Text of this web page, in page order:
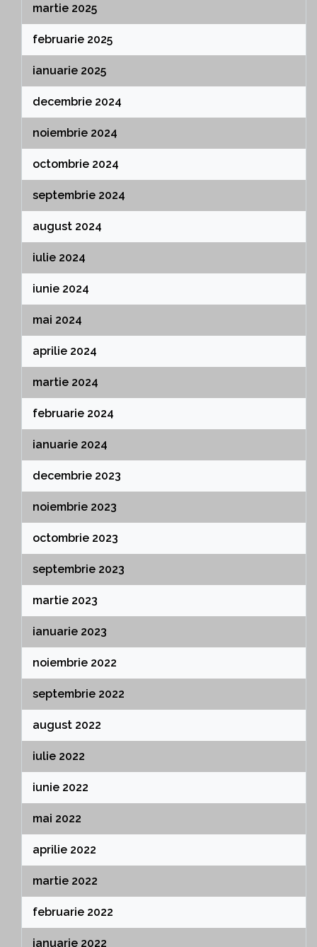
martie 2025
februarie 2025
ianuarie 2025
decembrie 2024
noiembrie 2024
octombrie 2024
septembrie 2024
august 2024
iulie 2024
iunie 2024
mai 2024
aprilie 2024
martie 2024
februarie 2024
ianuarie 2024
decembrie 2023
noiembrie 2023
octombrie 2023
septembrie 2023
martie 2023
ianuarie 2023
noiembrie 2022
septembrie 2022
august 2022
iulie 2022
iunie 2022
mai 2022
aprilie 2022
martie 2022
februarie 2022
ianuarie 2022